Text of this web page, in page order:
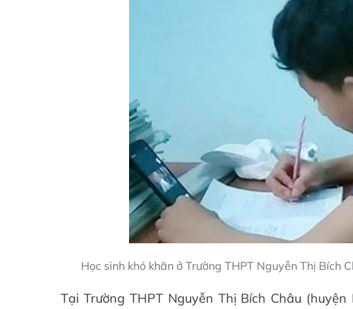
Học sinh khó khăn ở Trường THPT Nguyễn Thị
Tại Trường THPT Nguyễn Thị Bích Châu